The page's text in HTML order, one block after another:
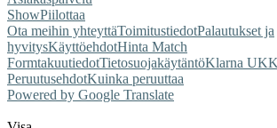
ShowPiilottaa
Ota meihin yhteyttäToimitustiedotPalautukset ja
hyvitysKäyttöehdotHinta Match
FormtakuutiedotTietosuojakäytäntöKlarna UKK
PeruutusehdotKuinka peruuttaa
Powered by Google Translate